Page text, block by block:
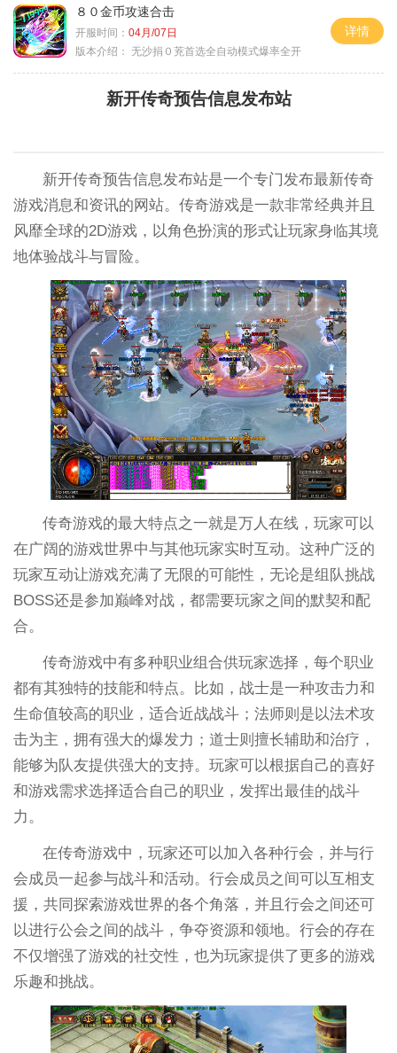
８０金币攻速合击
开服时间： 04月/07日
版本介绍： 无沙捐０茺首选全自动模式爆率全开
详情
新开传奇预告信息发布站
新开传奇预告信息发布站是一个专门发布最新传奇
游戏消息和资讯的网站。传奇游戏是一款非常经典并且
风靡全球的2D游戏，以角色扮演的形式让玩家身临其境
地体验战斗与冒险。
传奇游戏的最大特点之一就是万人在线，玩家可以
在广阔的游戏世界中与其他玩家实时互动。这种广泛的
玩家互动让游戏充满了无限的可能性，无论是组队挑战
BOSS还是参加巅峰对战，都需要玩家之间的默契和配
合。
传奇游戏中有多种职业组合供玩家选择，每个职业
都有其独特的技能和特点。比如，战士是一种攻击力和
生命值较高的职业，适合近战战斗；法师则是以法术攻
击为主，拥有强大的爆发力；道士则擅长辅助和治疗，
能够为队友提供强大的支持。玩家可以根据自己的喜好
和游戏需求选择适合自己的职业，发挥出最佳的战斗
力。
在传奇游戏中，玩家还可以加入各种行会，并与行
会成员一起参与战斗和活动。行会成员之间可以互相支
援，共同探索游戏世界的各个角落，并且行会之间还可
以进行公会之间的战斗，争夺资源和领地。行会的存在
不仅增强了游戏的社交性，也为玩家提供了更多的游戏
乐趣和挑战。